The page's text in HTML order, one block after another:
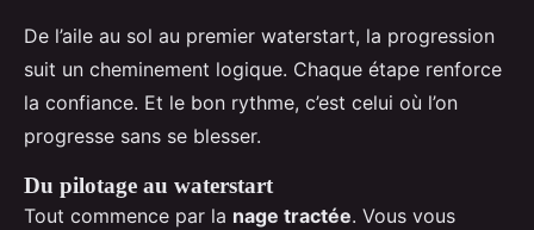
De l’aile au sol au premier waterstart, la progression
suit un cheminement logique. Chaque étape renforce
la confiance. Et le bon rythme, c’est celui où l’on
progresse sans se blesser.
Du pilotage au waterstart
Tout commence par la nage tractée. Vous vous